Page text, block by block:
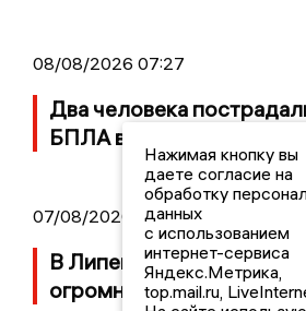
08/08/2026 07:27
Два человека
БПЛА в Задонске
07/08/2026 17:16
В Липецке на АЗС вновь
огромные очереди
Нажимая кнопку вы
даете согласие на
обработку
данных
с использованием
интернет-сервиса
Яндекс.Метрика,
top.mail.ru,